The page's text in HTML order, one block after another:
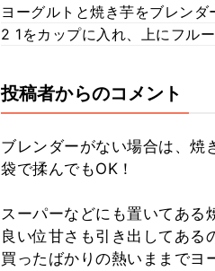
ヨーグルトと焼き芋をブレンダ
2 1をカップに入れ、上にフル
投稿者からのコメント
ブレンダーがない場合は、焼
袋で揉んでもOK！
スーパーなどにも置いてある
良い位甘さも引き出してある
買ったばかりの熱いままでヨ